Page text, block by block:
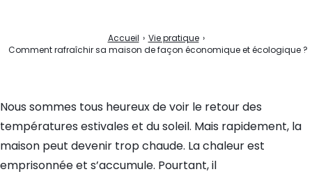
Accueil › Vie pratique ›
Comment rafraîchir sa maison de façon économique et écologique ?
Nous sommes tous heureux de voir le retour des
températures estivales et du soleil. Mais rapidement, la
maison peut devenir trop chaude. La chaleur est
emprisonnée et s’accumule. Pourtant, il